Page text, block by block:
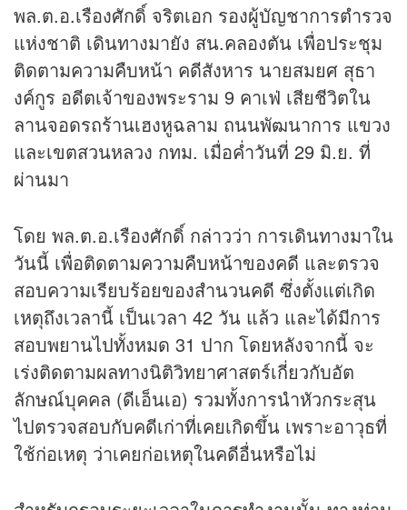
พล.ต.อ.เรืองศักดิ์ จริตเอก รองผู้บัญชาการตำรวจ
แห่งชาติ เดินทางมายัง สน.คลองตัน เพื่อประชุม
ติดตามความคืบหน้า คดีสังหาร นายสมยศ สุธา
งค์กูร อดีตเจ้าของพระราม 9 คาเฟ่ เสียชีวิตใน
ลานจอดรถร้านเฮงหูฉลาม ถนนพัฒนาการ แขวง
และเขตสวนหลวง กทม. เมื่อค่ำวันที่ 29 มิ.ย. ที่
ผ่านมา
โดย พล.ต.อ.เรืองศักดิ์ กล่าวว่า การเดินทางมาใน
วันนี้ เพื่อติดตามความคืบหน้าของคดี และตรวจ
สอบความเรียบร้อยของสำนวนคดี ซึ่งตั้งแต่เกิด
เหตุถึงเวลานี้ เป็นเวลา 42 วัน แล้ว และได้มีการ
สอบพยานไปทั้งหมด 31 ปาก โดยหลังจากนี้ จะ
เร่งติดตามผลทางนิติวิทยาศาสตร์เกี่ยวกับอัต
ลักษณ์บุคคล (ดีเอ็นเอ) รวมทั้งการนำหัวกระสุน
ไปตรวจสอบกับคดีเก่าที่เคยเกิดขึ้น เพราะอาวุธที่
ใช้ก่อเหตุ ว่าเคยก่อเหตุในคดีอื่นหรือไม่